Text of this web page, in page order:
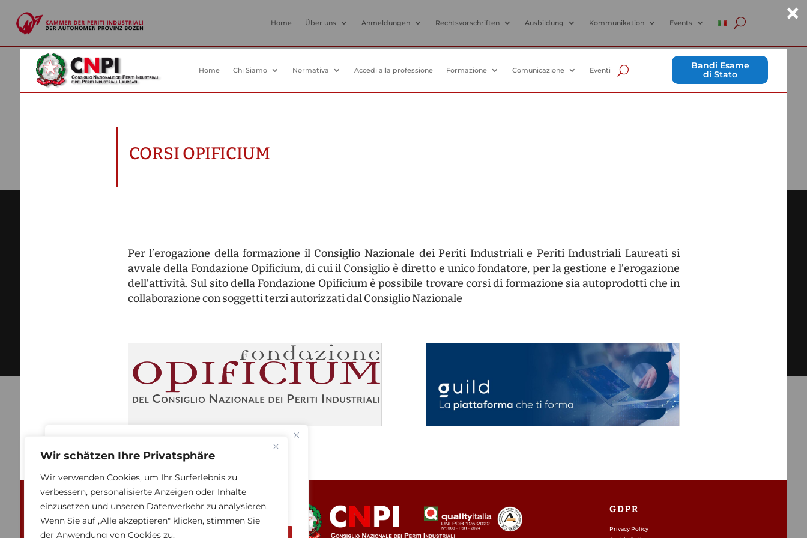
Wir schätzen Ihre Privatsphäre
Wir verwenden Cookies, um Ihr Surferlebnis zu
verbessern, personalisierte Anzeigen oder Inhalte
einzusetzen und unseren Datenverkehr zu analysieren.
Wenn Sie auf „Alle akzeptieren" klicken, stimmen Sie
der Anwendung von Cookies zu.
Home Über uns Anmeldungen Rechtsvorschriften Ausbildung Kommunikation Events
EINZIGES BERUFSREGISTER
Andreas Hofer Strasse 9 – 39100 Bozen (BZ)
Tel. +39 0471 971518
e-mail: segreteria@peritiindustriali.bz.it
pec: ordinedibolzano@pec.cnpi.it
www.peritiindustriali.bz.it
MwSt.Nr./Steuernr.: 80014950218 / Empfängerkodex UFLC97 / Split payment
Cookie Richtlinie
Barrierefreiheit
Folgen Sie den sozialen
×